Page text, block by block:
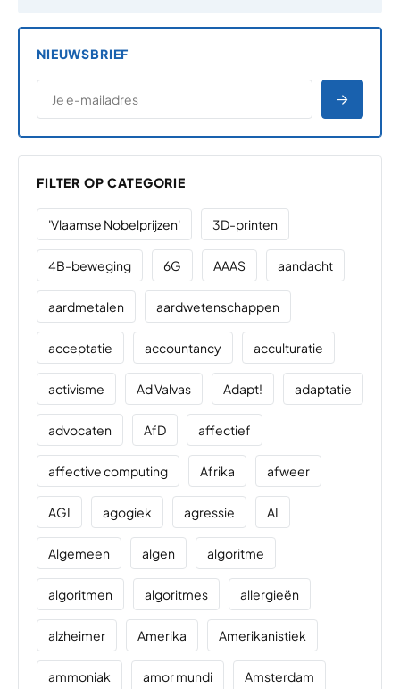
NIEUWSBRIEF
E-MAILADRES
*
FILTER OP CATEGORIE
'Vlaamse Nobelprijzen' 3D-printen
4B-beweging 6G AAAS aandacht
aardmetalen aardwetenschappen
acceptatie accountancy acculturatie
activisme Ad Valvas Adapt! adaptatie
advocaten AfD affectief
affective computing Afrika afweer
AGI agogiek agressie AI
Algemeen algen algoritme
algoritmen algoritmes allergieën
alzheimer Amerika Amerikanistiek
ammoniak amor mundi Amsterdam